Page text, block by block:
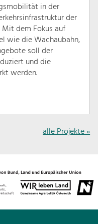
in der
der
dem Fokus auf
wie die Wachaubahn,
soll der
und die
werden.
alle Projekte »